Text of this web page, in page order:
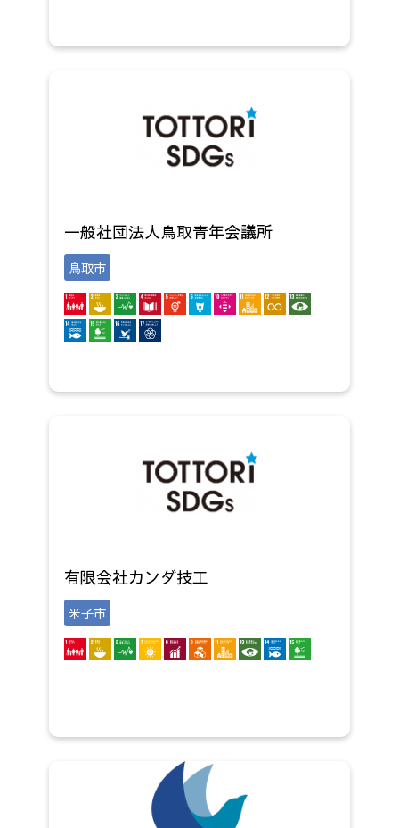
一般社団法人鳥取青年会議所
鳥取市
有限会社カンダ技工
米子市